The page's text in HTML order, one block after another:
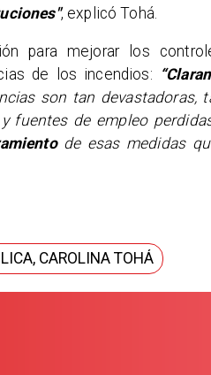
, explicó Tohá.
para mejorar los
de los incendios:
son tan devastadoras,
fuentes de empleo
de esas medidas
CAROLINA TOHÁ